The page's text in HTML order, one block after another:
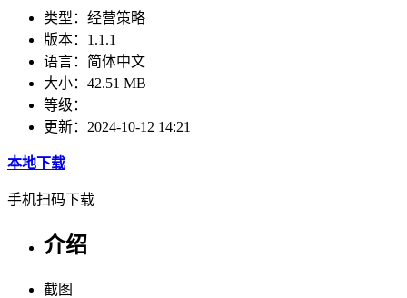
类型： 经营策略
版本： 1.1.1
语言： 简体中文
大小： 42.51 MB
等级：
更新： 2024-10-12 14:21
本地下载
手机扫码下载
介绍
截图